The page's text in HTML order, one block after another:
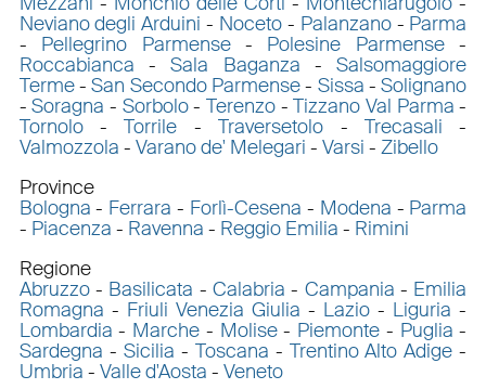
Neviano degli Arduini - Noceto- Palanzano- Parma
- Pellegrino Parmense- Polesine Parmense-
Roccabianca -Sala Baganza -Salsomaggiore
Terme-San Secondo Parmense- Sissa -Solignano
-Soragna - Sorbolo- Terenzo-Tizzano Val Parma -
Tornolo-Torrile -Traversetolo -Trecasali -
Valmozzola - Varano de' Melegari - Varsi - Zibello
Province
Bologna - Ferrara - Forlì-Cesena - Modena - Parma
- Piacenza - Ravenna - Reggio Emilia - Rimini
Regione
Abruzzo- Basilicata - Calabria - Campania - Emilia
Romagna - Friuli Venezia Giulia - Lazio - Liguria -
Lombardia - Marche - Molise- Piemonte - Puglia -
Sardegna - Sicilia - Toscana - Trentino Alto Adige -
Umbria - Valle d'Aosta - Veneto